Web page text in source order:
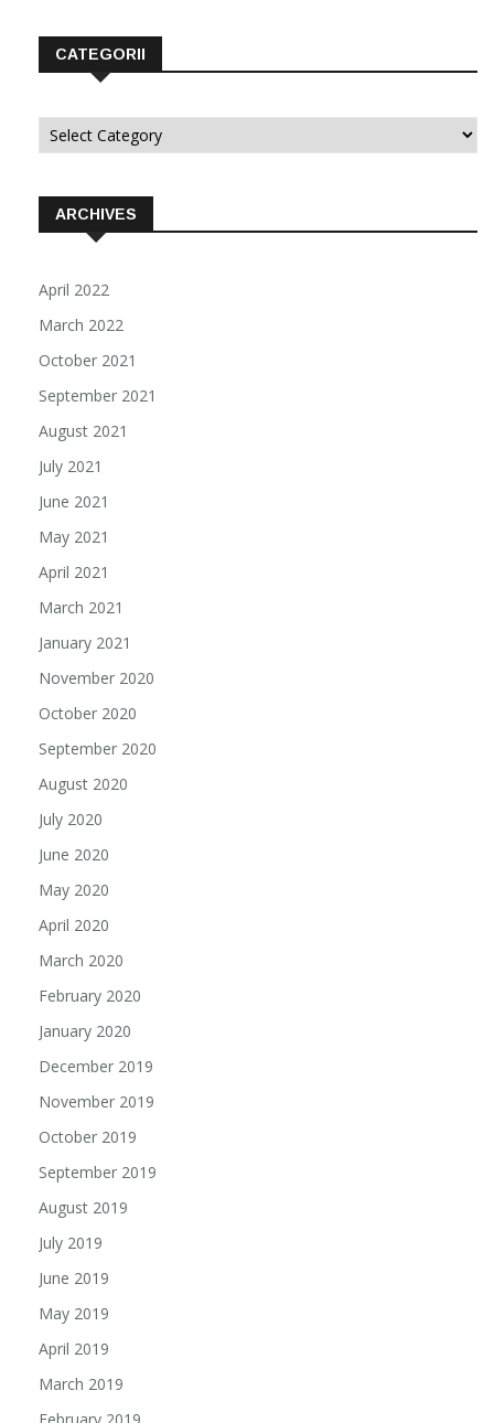
CATEGORII
Categorii
ARCHIVES
April 2022
March 2022
October 2021
September 2021
August 2021
July 2021
June 2021
May 2021
April 2021
March 2021
January 2021
November 2020
October 2020
September 2020
August 2020
July 2020
June 2020
May 2020
April 2020
March 2020
February 2020
January 2020
December 2019
November 2019
October 2019
September 2019
August 2019
July 2019
June 2019
May 2019
April 2019
March 2019